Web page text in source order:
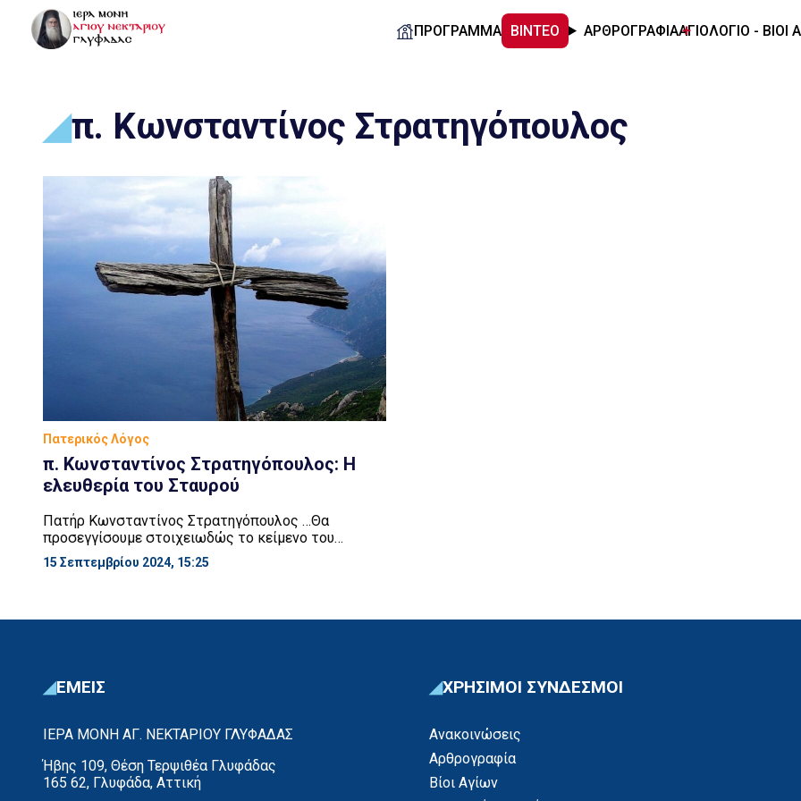
ΠΡΟΓΡΑΜΜΑ ΒΙΝΤΕΟ ΑΡΘΡΟΓΡΑΦΙΑΑΓΙΟΛΟΓΙΟ - ΒΙΟΙ
π. Κωνσταντίνος Στρατηγόπουλος
Πατερικός Λόγος
π. Κωνσταντίνος Στρατηγόπουλος: Η
ελευθερία του Σταυρού
Πατήρ Κωνσταντίνος Στρατηγόπουλος …Θα
προσεγγίσουμε στοιχειωδώς το κείμενο του
αποστόλου Παύλου. Και το προσεγγίζουμε
προσωπικώς, ειδικά για τον απόστολο Παύλο, γιατί
του. Είναι μια πορεία βαθιά εσωτερική, θα λέγαμε
15 Σεπτεμβρίου 2024, 15:25
ΕΜΕΙΣ
ΙΕΡΑ ΜΟΝΗ ΑΓ. ΝΕΚΤΑΡΙΟΥ ΓΛΥΦΑΔΑΣ
Ήβης 109, Θέση Τερψιθέα Γλυφάδας
165 62, Γλυφάδα, Αττική
ΧΡΗΣΙΜΟΙ ΣΥΝΔΕΣΜΟΙ
Ανακοινώσεις
Αρθρογραφία
Βίοι Αγίων